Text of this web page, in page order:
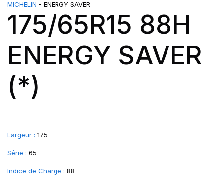
MICHELIN - ENERGY SAVER
175/65R15 88H
ENERGY SAVER
(*)
Largeur : 175
Série : 65
Indice de Charge : 88